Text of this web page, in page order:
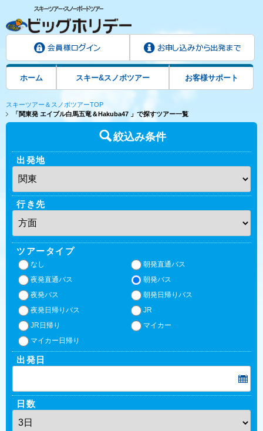
ホーム スキー&スノボツアー お客様サポート
スキーツアー＆スノボツアーTOP
「関東発 エイブル白馬五竜＆Hakuba47 」で探すツアー一覧
絞込み条件
出発地
行き先
ツアータイプ
なし
朝発直通バス
夜発直通バス
朝発バス
夜発バス
朝発日帰りバス
夜発日帰りバス
JR
JR日帰り
マイカー
マイカー日帰り
出発日
日数